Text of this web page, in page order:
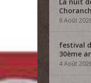
6 Août
festival
30ème
4 Août